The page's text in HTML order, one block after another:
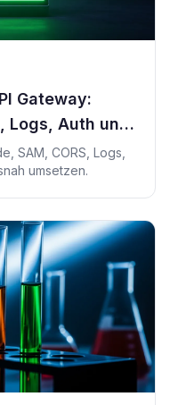
Gateway:
Logs, Auth und
SAM, CORS, Logs,
umsetzen.